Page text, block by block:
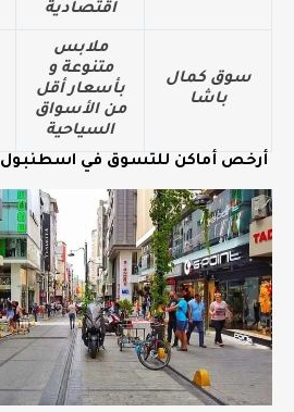
اقتصادية
سوق كمال
باشا
ملابس
متنوعة و
بأسعار أقل
من الأسواق
السياحية
أرخص أماكن للتسوق في اسطنبول